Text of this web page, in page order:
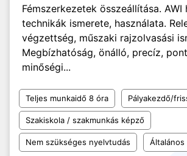
Fémszerkezetek összeállítása. AWI
technikák ismerete, használata.
végzettség, műszaki rajzolvasási
Megbízhatóság, önálló, precíz,
minőségi...
Teljes munkaidő 8 óra Pályakezdő/
Szakiskola / szakmunkás képző
Nem szükséges nyelvtudás Általános